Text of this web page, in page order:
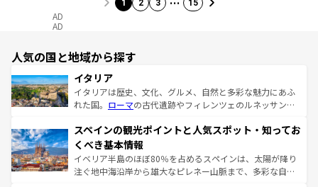
1 2 3 15
AD
AD
人気の国と地域から探す
イタリア
イタリアは歴史、文化、グルメ、自然と多彩な魅力にあふ
れた国。 ローマの古代遺跡やフィレンツェのルネッサンス
ろん、トスカーナの美しい田園風景やアマルフィ海岸の絶
景など、自然景観も見逃せない。観光の合間には、本場の
ピザやパスタなど、絶品のイタリア料理を堪能することも
できる。朝目覚めてから夜眠るまで、すべての瞬間を楽し
スペインの観光ポイントと人気スポット・知ってお
くべき基本情報
イベリア半島のほぼ80％を占めるスペインは、太陽が降り
注ぐ地中海沿岸から雄大なピレネー山脈まで、多彩な自然